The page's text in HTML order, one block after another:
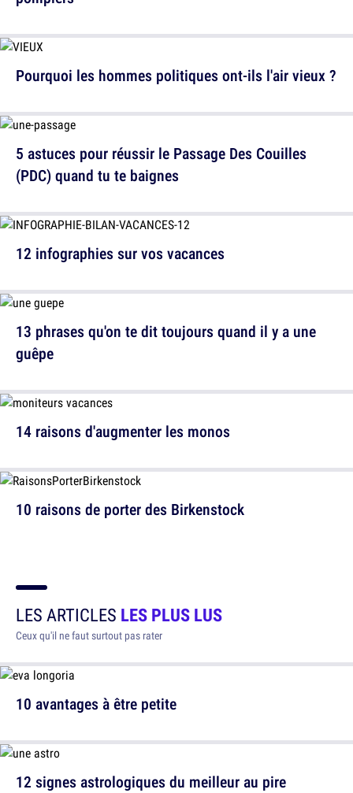
Pourquoi les hommes politiques ont-ils l'air vieux ?
12 infographies sur vos vacances
14 raisons d'augmenter les monos
5 astuces pour réussir le Passage Des Couilles
(PDC) quand tu te baignes
13 phrases qu'on te dit toujours quand il y a une
guêpe
10 raisons de porter des Birkenstock
LES ARTICLES LES PLUS LUS
Ceux qu'il ne faut surtout pas rater
10 avantages à être petite
12 signes astrologiques du meilleur au pire